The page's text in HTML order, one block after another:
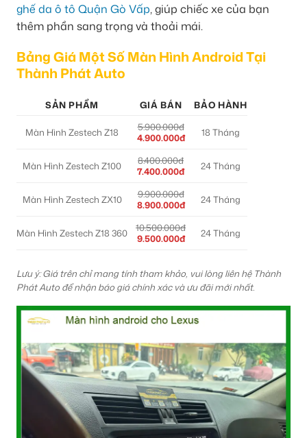
ghế da ô tô Quận Gò Vấp, giúp chiếc xe của bạn
thêm phần sang trọng và thoải mái.
Bảng Giá Một Số Màn Hình Android Tại
Thành Phát Auto
SẢN PHẨM GIÁ BÁN BẢO HÀNH
Màn Hình Zestech Z18
5.900.000đ
4.900.000đ
18 Tháng
Màn Hình Zestech Z100
8.400.000đ
7.400.000đ
24 Tháng
Màn Hình Zestech ZX10
9.900.000đ
8.900.000đ
24 Tháng
Màn Hình Zestech Z18 360
10.500.000đ
9.500.000đ
24 Tháng
Lưu ý: Giá trên chỉ mang tính tham khảo, vui lòng liên hệ Thành
Phát Auto để nhận báo giá chính xác và ưu đãi mới nhất.